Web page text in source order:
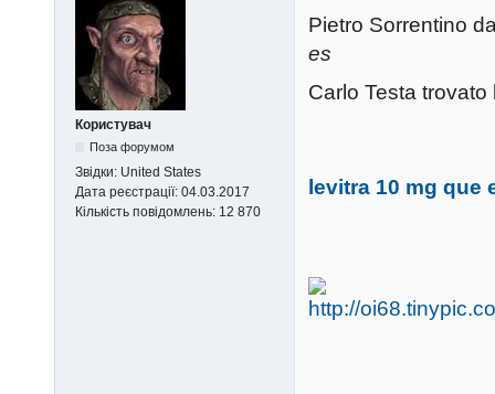
Користувач
Поза форумом
Звідки: United States
Дата реєстрації: 04.03.2017
Кількість повідомлень: 12 870
Pietro Sorrentino
es
Carlo Testa
levitra 10 mg que